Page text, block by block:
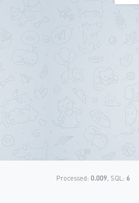
Processed: 0.009 , SQL: 6